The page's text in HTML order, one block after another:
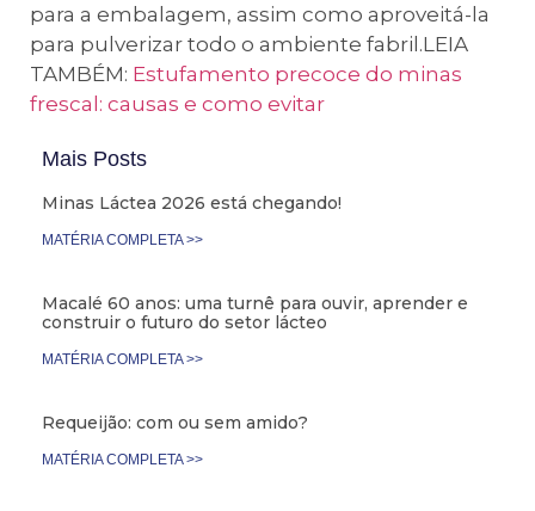
para a embalagem, assim como aproveitá-la
para pulverizar todo o ambiente fabril.LEIA
TAMBÉM: Estufamento precoce do minas
frescal: causas e como evitar
Mais Posts
Minas Láctea 2026 está chegando!
MATÉRIA COMPLETA >>
Macalé 60 anos: uma turnê para ouvir, aprender e
construir o futuro do setor lácteo
MATÉRIA COMPLETA >>
Requeijão: com ou sem amido?
MATÉRIA COMPLETA >>